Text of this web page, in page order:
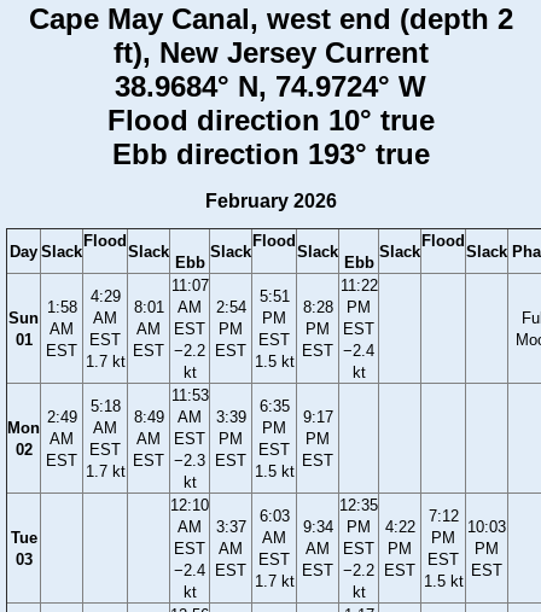
Cape May Canal, west end (depth 2
ft), New Jersey Current
38.9684° N, 74.9724° W
Flood direction 10° true
Ebb direction 193° true
February 2026
Day Slack
Flood
Slack
Ebb
Slack
Flood
Slack
Ebb
Slack
Flood
Slack
Sun
01
1:58
AM
EST
4:29
AM
EST
1.7 kt
8:01
AM
EST
11:07
AM
EST
−2.2
kt
2:54
PM
EST
5:51
PM
EST
1.5 kt
8:28
PM
EST
11:22
PM
EST
−2.4
kt
Mon
02
2:49
AM
EST
5:18
AM
EST
1.7 kt
8:49
AM
EST
11:53
AM
EST
−2.3
kt
3:39
PM
EST
6:35
PM
EST
1.5 kt
9:17
PM
EST
Tue
03
12:10
AM
EST
−2.4
kt
3:37
AM
EST
6:03
AM
EST
1.7 kt
9:34
AM
EST
12:35
PM
EST
−2.2
kt
4:22
PM
EST
7:12
PM
EST
1.5 kt
10:03
PM
EST